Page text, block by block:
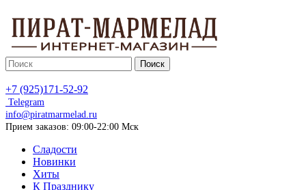
Поиск
+7 (925)171-52-92
Telegram
info@piratmarmelad.ru
Прием заказов: 09:00-22:00 Мск
Сладости
Новинки
Хиты
К Празднику